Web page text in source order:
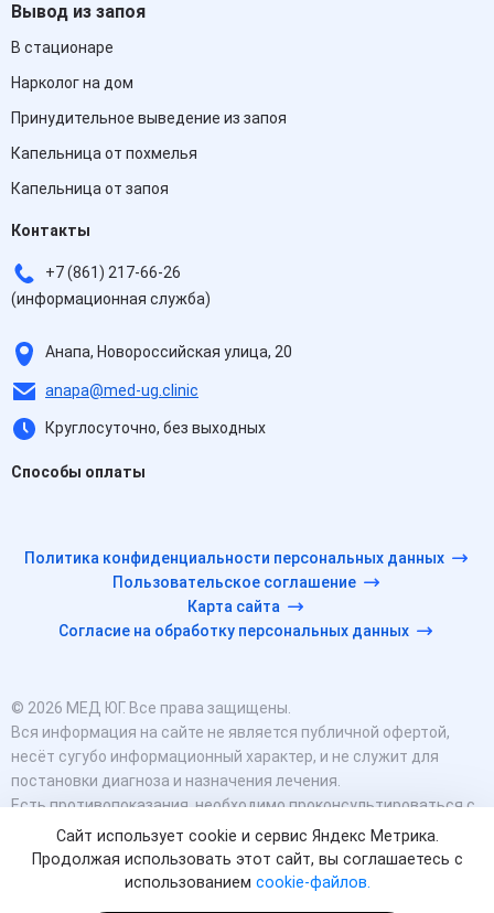
Вывод из запоя
В стационаре
Нарколог на дом
Принудительное выведение из запоя
Капельница от похмелья
Капельница от запоя
Контакты
+7 (861) 217-66-26
(информационная служба)
Анапа, Новороссийская улица, 20
anapa@med-ug.clinic
Круглосуточно, без выходных
Способы оплаты
Политика конфиденциальности персональных данных
Пользовательское соглашение
Карта сайта
Согласие на обработку персональных данных
© 2026 МЕД ЮГ. Все права защищены.
Вся информация на сайте не является публичной офертой,
несёт сугубо информационный характер, и не служит для
постановки диагноза и назначения лечения.
Есть противопоказания, необходимо проконсультироваться с
врачом. Консультационные услуги, оказываемые по телефону,
мессенджерам и в соцсетях носят исключительно
информационный характер и не являются медицинскими
Сайт использует cookie и сервис Яндекс Метрика.
Продолжая использовать этот сайт, вы соглашаетесь с
использованием cookie-файлов.